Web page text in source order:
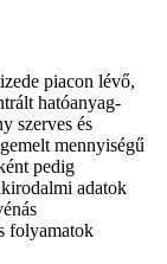
piacon lévő,
hatóanyag-
szerves és
mennyiségű
pedig
adatok
folyamatok